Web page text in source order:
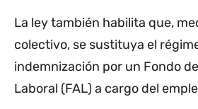
La ley también habilita que,
colectivo, se sustituya el
indemnización por un Fondo
Laboral (FAL) a cargo del